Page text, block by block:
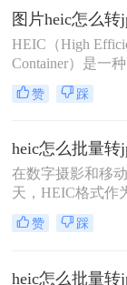
的方法，可以帮
为JPG格式。
HEIC（High
Container）是一
式，由苹果公司
设备和macOS系
支持HEIC格式，
经常需要将HEIC
JPG格式。那么
呢？以下是一些
JPG格式的方法，
格式转换。
赞 踩
在数字摄影和移
天，HEIC格式作
片格式，凭借其
图像质量，受到
设备或软件无法
赞 踩